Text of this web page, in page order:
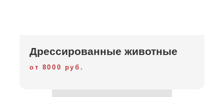
Дрессированные животные
от 8000 руб.